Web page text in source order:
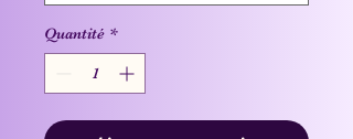
Quantité *